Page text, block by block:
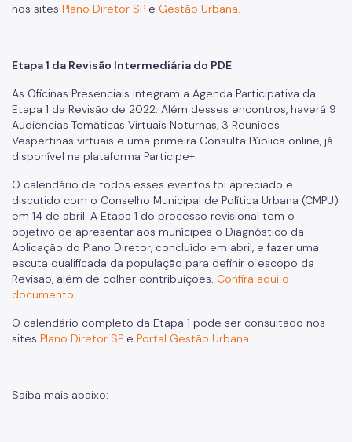
nos sites Plano Diretor SP e Gestão Urbana.
Etapa 1 da Revisão Intermediária do PDE
As Oficinas Presenciais integram a Agenda Participativa da
Etapa 1 da Revisão de 2022. Além desses encontros, haverá 9
Audiências Temáticas Virtuais Noturnas, 3 Reuniões
Vespertinas virtuais e uma primeira Consulta Pública online, já
disponível na plataforma Participe+.
O calendário de todos esses eventos foi apreciado e
discutido com o Conselho Municipal de Política Urbana (CMPU)
em 14 de abril. A Etapa 1 do processo revisional tem o
objetivo de apresentar aos munícipes o Diagnóstico da
Aplicação do Plano Diretor, concluído em abril, e fazer uma
escuta qualificada da população para definir o escopo da
Revisão, além de colher contribuições. Confira aqui o
documento.
O calendário completo da Etapa 1 pode ser consultado nos
sites Plano Diretor SP e Portal Gestão Urbana.
Saiba mais abaixo: